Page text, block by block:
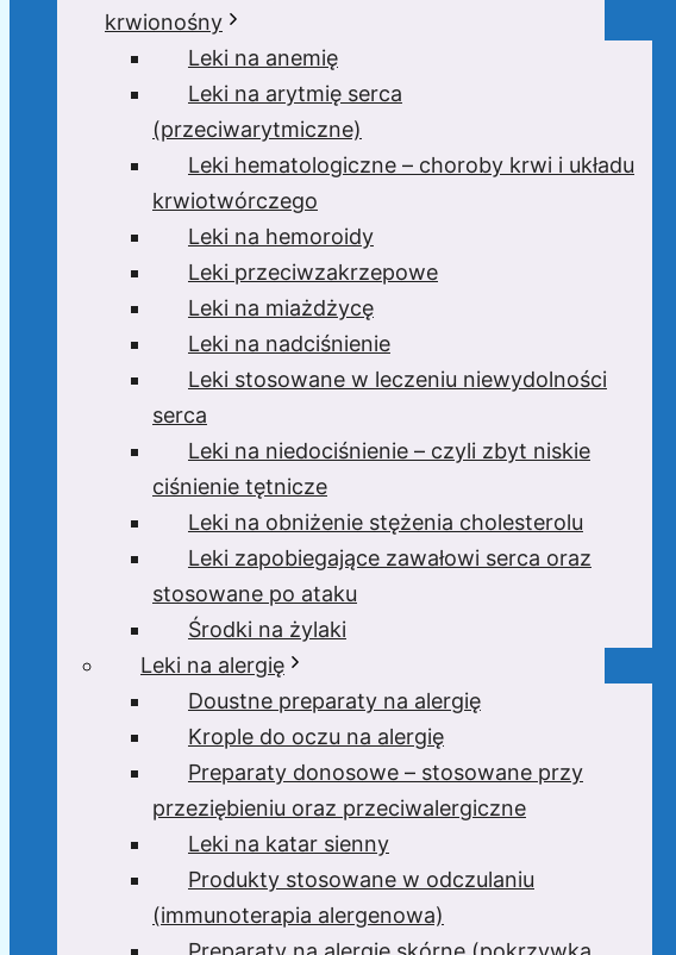
krwionośny
Leki na anemię
Leki na arytmię serca
(przeciwarytmiczne)
Leki hematologiczne – choroby krwi i układu
krwiotwórczego
Leki na hemoroidy
Leki przeciwzakrzepowe
Leki na miażdżycę
Leki na nadciśnienie
Leki stosowane w leczeniu niewydolności
serca
Leki na niedociśnienie – czyli zbyt niskie
ciśnienie tętnicze
Leki na obniżenie stężenia cholesterolu
Leki zapobiegające zawałowi serca oraz
stosowane po ataku
Środki na żylaki
Leki na alergię
Doustne preparaty na alergię
Krople do oczu na alergię
Preparaty donosowe – stosowane przy
przeziębieniu oraz przeciwalergiczne
Leki na katar sienny
Produkty stosowane w odczulaniu
(immunoterapia alergenowa)